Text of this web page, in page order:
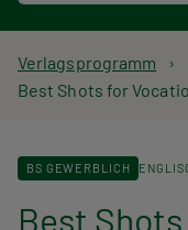
P
a
d
Verlagsprogramm
Best Shots for
BS GEWERBLICH
Best